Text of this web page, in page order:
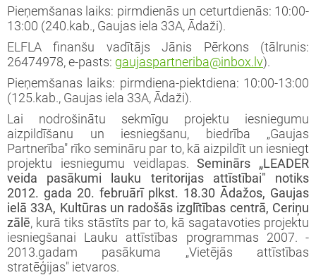
Pieņemšanas laiks: pirmdienās un ceturtdienās: 10:00-
13:00 (240.kab., Gaujas iela 33A, Ādaži).
ELFLA finanšu vadītājs Jānis Pērkons (tālrunis:
26474978, e-pasts: gaujaspartneriba@inbox.lv).
Pieņemšanas laiks: pirmdiena-piektdiena: 10:00-13:00
(125.kab., Gaujas iela 33A, Ādaži).
Lai nodrošinātu sekmīgu projektu iesniegumu
aizpildīšanu un iesniegšanu, biedrība „Gaujas
Partnerība" rīko semināru par to, kā aizpildīt un iesniegt
projektu iesniegumu veidlapas.Seminārs „LEADER
veida pasākumi lauku teritorijas attīstībai" notiks
2012. gada 20. februārī plkst. 18.30 Ādažos, Gaujas
ielā 33A, Kultūras un radošās izglītības centrā, Ceriņu
zālē, kurā tiks stāstīts par to, kā sagatavoties projektu
iesniegšanai Lauku attīstības programmas 2007. -
2013.gadam pasākuma „Vietējās attīstības
stratēģijas" ietvaros.